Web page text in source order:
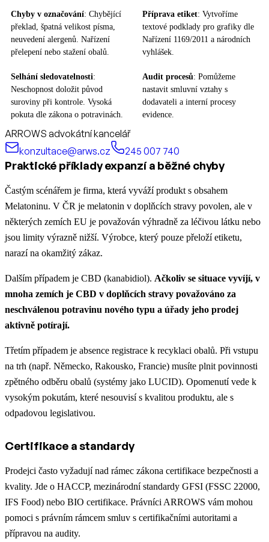
Chyby v označování: Chybějící
překlad, špatná velikost písma,
neuvedení alergenů. Nařízení
přelepení nebo stažení obalů.
Příprava etiket: Vytvoříme
textové podklady pro grafiky dle
Nařízení 1169/2011 a národních
vyhlášek.
Selhání sledovatelnosti:
Neschopnost doložit původ
suroviny při kontrole. Vysoká
pokuta dle zákona o potravinách.
Audit procesů: Pomůžeme
nastavit smluvní vztahy s
dodavateli a interní procesy
evidence.
ARROWS advokátní kancelář
konzultace@arws.cz
245 007 740
Praktické příklady expanzí a běžné chyby
Častým scénářem je firma, která vyváží produkt s obsahem
Melatoninu. V ČR je melatonin v doplňcích stravy povolen, ale v
některých zemích EU je považován výhradně za léčivou látku nebo
jsou limity výrazně nižší. Výrobce, který pouze přeloží etiketu,
narazí na okamžitý zákaz.
Dalším případem je CBD (kanabidiol). Ačkoliv se situace vyvíjí, v
mnoha zemích je CBD v doplňcích stravy považováno za
neschválenou potravinu nového typu a úřady jeho prodej
aktivně potírají.
Třetím případem je absence registrace k recyklaci obalů. Při vstupu
na trh (např. Německo, Rakousko, Francie) musíte plnit povinnosti
zpětného odběru obalů (systémy jako LUCID). Opomenutí vede k
vysokým pokutám, které nesouvisí s kvalitou produktu, ale s
odpadovou legislativou.
Certifikace a standardy
Prodejci často vyžadují nad rámec zákona certifikace bezpečnosti a
kvality. Jde o HACCP, mezinárodní standardy GFSI (FSSC 22000,
IFS Food) nebo BIO certifikace. Právníci ARROWS vám mohou
pomoci s právním rámcem smluv s certifikačními autoritami a
přípravou na audity.